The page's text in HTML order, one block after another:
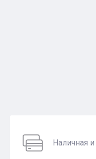
Наличная